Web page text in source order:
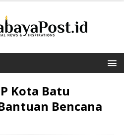
Kota Batu
Bencana